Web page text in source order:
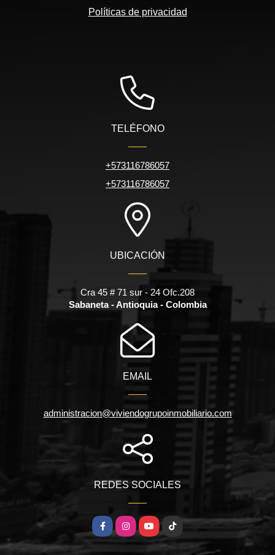
Políticas de privacidad
TELÉFONO
+573116786057
+573116786057
UBICACIÓN
Cra 45 # 71 sur - 24 Ofc.208
Sabaneta - Antioquia - Colombia
EMAIL
administracion@viviendogrupoinmobiliario.com
REDES SOCIALES
FacebookInstagramYouTubeTikTok